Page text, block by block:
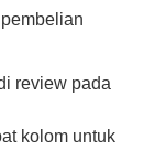
review pada
kolom untuk